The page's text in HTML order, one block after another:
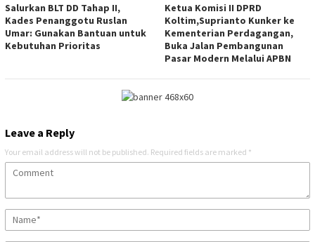
Salurkan BLT DD Tahap II,
Kades Penanggotu Ruslan
Umar: Gunakan Bantuan untuk
Kebutuhan Prioritas
Ketua Komisi II DPRD
Koltim,Suprianto Kunker ke
Kementerian Perdagangan,
Buka Jalan Pembangunan
Pasar Modern Melalui APBN
Leave a Reply
Your email address will not be published. Required fields are marked *